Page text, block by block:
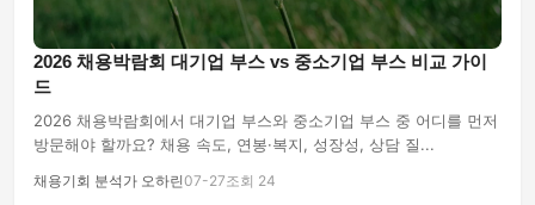
2026 채용박람회 대기업 부스 vs 중소기업 부스 비교 가이
드
2026 채용박람회에서 대기업 부스와 중소기업 부스 중 어디를 먼저
방문해야 할까요? 채용 속도, 연봉·복지, 성장성, 상담 질...
채용기회 분석가 오하린07-27조회 24